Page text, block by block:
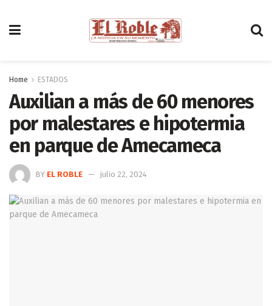
Home ESTADOS
Auxilian a más de 60 menores
por malestares e hipotermia
en parque de Amecameca
BY EL ROBLE julio 22, 2024